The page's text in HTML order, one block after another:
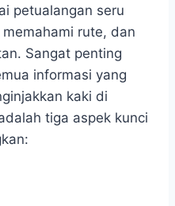
petualangan seru
rute, dan
Sangat penting
informasi yang
kaki di
tiga aspek kunci